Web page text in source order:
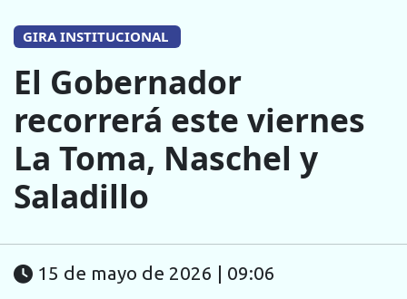
GIRA INSTITUCIONAL
El Gobernador
recorrerá este viernes
La Toma, Naschel y
Saladillo
15 de mayo de 2026 | 09:06